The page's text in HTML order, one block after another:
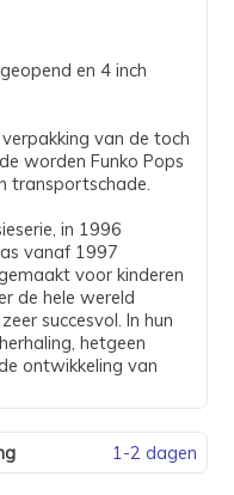
en 4 inch
van de toch
worden Funko Pops
transportschade.
in 1996
vanaf 1997
voor kinderen
de hele wereld
succesvol. In hun
hetgeen
ontwikkeling van
1-2 dagen